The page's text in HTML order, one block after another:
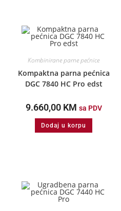
Kombinirane parne pećnice
Kompaktna parna pećnica
DGC 7840 HC Pro edst
9.660,00 KM sa PDV
Dodaj u korpu